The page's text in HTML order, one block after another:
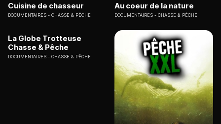
Cuisine de chasseur
DOCUMENTAIRES CHASSE & PÊCHE
Au coeur de la nature
DOCUMENTAIRES CHASSE & PÊCHE
La Globe Trotteuse
Chasse & Pêche
DOCUMENTAIRES CHASSE & PÊCHE